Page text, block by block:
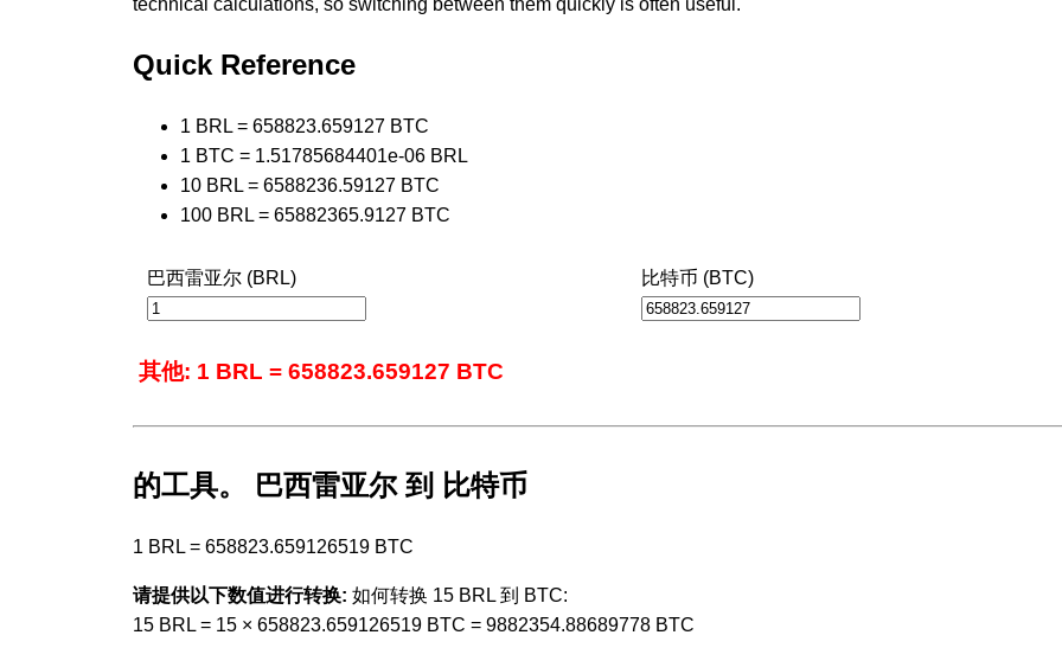
Quick Reference
1 BRL = 658823.659127 BTC
1 BTC = 1.51785684401e-06 BRL
10 BRL = 6588236.59127 BTC
100 BRL = 65882365.9127 BTC
巴西雷亚尔 (BRL) 比特币 (BTC)
其他: 1 BRL = 658823.659127 BTC
的工具。 巴西雷亚尔 到 比特币
1 BRL = 658823.659126519 BTC
请提供以下数值进行转换: 如何转换 15 BRL 到 BTC:
15 BRL = 15 × 658823.659126519 BTC = 9882354.88689778 BTC